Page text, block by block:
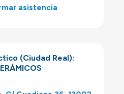
asistencia
(Ciudad Real):